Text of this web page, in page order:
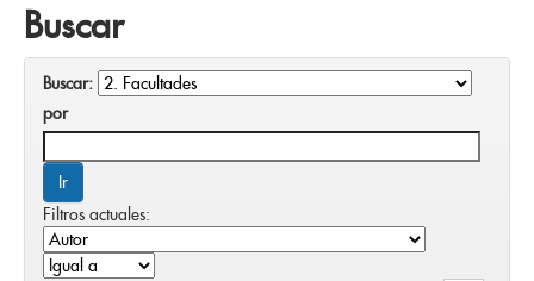
Buscar
Buscar:
por
Filtros actuales: